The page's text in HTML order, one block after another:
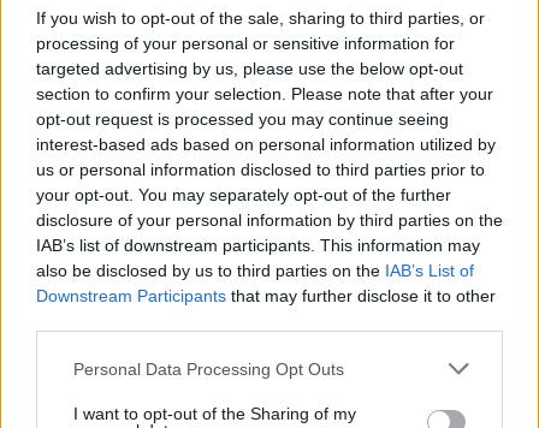
If you wish to opt-out of the sale, sharing to third parties, or
processing of your personal or sensitive information for
targeted advertising by us, please use the below opt-out
section to confirm your selection. Please note that after your
opt-out request is processed you may continue seeing
interest-based ads based on personal information utilized by
us or personal information disclosed to third parties prior to
your opt-out. You may separately opt-out of the further
disclosure of your personal information by third parties on the
IAB’s list of downstream participants. This information may
also be disclosed by us to third parties on the IAB’s List of
Downstream Participants that may further disclose it to other
Personal Data Processing Opt Outs
I want to opt-out of the Sharing of my
pradžiai pasirinktas P.Čaikovskio „Itališkasis
kapričas“, įkvėptas tradicinio Romos
karnavalo įspūdžių.
Kompozitorius keletą dienų stebėjo eitynes,
maskaradus, fejerverkus, klausėsi
griaudėjančių patrankų salvių ir visa ta
kunkuliuojanti romiečių linksmybė inspiravo
„Itališkąją fantaziją“ (taip iš pradžių buvo
pavadintas kūrinys).